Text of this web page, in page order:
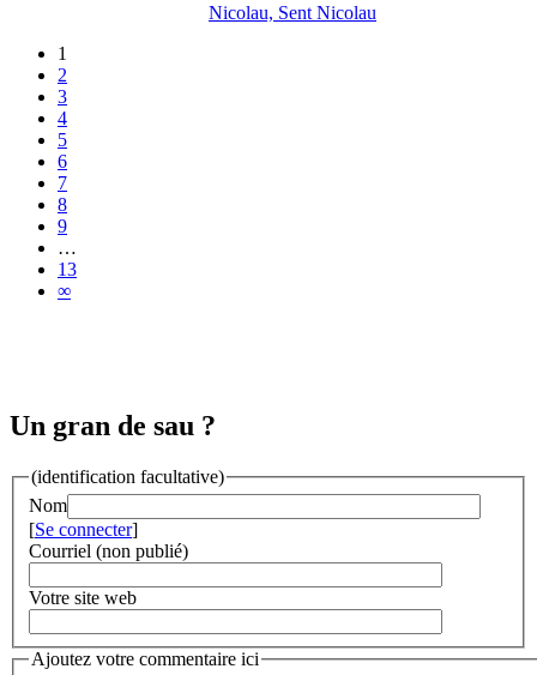
Nicolau, Sent Nicolau
1
2
3
4
5
6
7
8
9
…
13
∞
Un gran de sau ?
(identification facultative)
Nom
[Se connecter]
Courriel (non publié)
Votre site web
Ajoutez votre commentaire ici